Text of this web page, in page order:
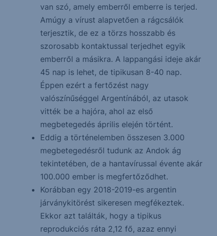
van szó, amely emberről emberre is terjed.
Amúgy a vírust alapvetően a rágcsálók
terjesztik, de ez a törzs hosszabb és
szorosabb kontaktussal terjedhet egyik
emberről a másikra. A lappangási ideje akár
45 nap is lehet, de tipikusan 8-40 nap.
Éppen ezért a fertőzést nagy
valószínűséggel Argentínából, az utasok
vitték be a hajóra, ahol az első
megbetegedés április elején történt.
Eddig a történelemben összesen 3.000
megbetegedésről tudunk az Andok ág
tekintetében, de a hantavírussal évente akár
100.000 ember is megfertőződhet.
Korábban egy 2018-2019-es argentin
járványkitörést sikeresen megfékeztek.
Ekkor azt találták, hogy a tipikus
reprodukciós ráta 2,12 fő, azaz ennyi